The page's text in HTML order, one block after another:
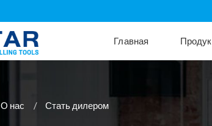
Главная
О нас Стать дилером